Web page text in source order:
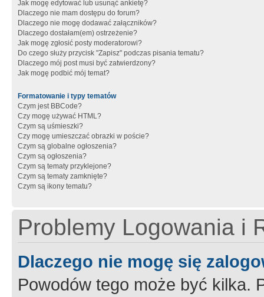
Jak mogę edytować lub usunąć ankietę?
Dlaczego nie mam dostępu do forum?
Dlaczego nie mogę dodawać załączników?
Dlaczego dostałam(em) ostrzeżenie?
Jak mogę zgłosić posty moderatorowi?
Do czego służy przycisk "Zapisz" podczas pisania tematu?
Dlaczego mój post musi być zatwierdzony?
Jak mogę podbić mój temat?
Formatowanie i typy tematów
Czym jest BBCode?
Czy mogę używać HTML?
Czym są uśmieszki?
Czy mogę umieszczać obrazki w poście?
Czym są globalne ogłoszenia?
Czym są ogłoszenia?
Czym są tematy przyklejone?
Czym są tematy zamknięte?
Czym są ikony tematu?
Problemy Logowania i
Dlaczego nie mogę się
Powodów tego może być kilka.